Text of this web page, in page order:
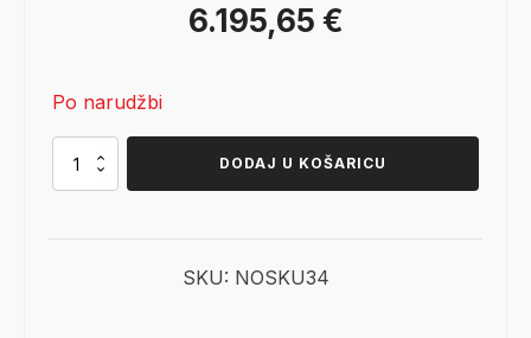
Izvorna
je:
6.195,65 €
6.195,65 €.
Po narudžbi
JØTUL
DODAJ U KOŠARICU
SKU: NOSKU34